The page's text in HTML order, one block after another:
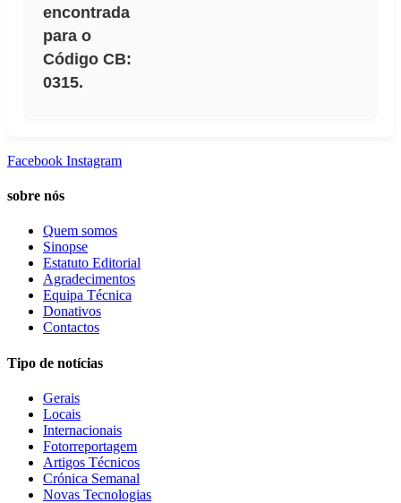
encontrada
para o
Código CB:
0315.
Facebook Instagram
sobre nós
Quem somos
Sinopse
Estatuto Editorial
Agradecimentos
Equipa Técnica
Donativos
Contactos
Tipo de notícias
Gerais
Locais
Internacionais
Fotorreportagem
Artigos Técnicos
Crónica Semanal
Novas Tecnologias